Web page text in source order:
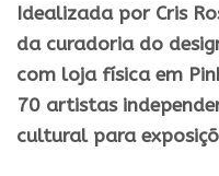
Idealizada por Cris
da curadoria do
com loja física em
70 artistas
cultural para